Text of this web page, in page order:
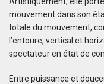
mouvement dans son
totale du mouvement,
l’entoure, vertical et
spectateur en état de
Entre puissance et